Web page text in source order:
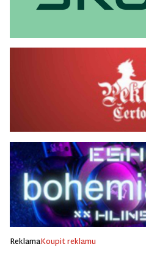
ReklamaKoupit reklamu